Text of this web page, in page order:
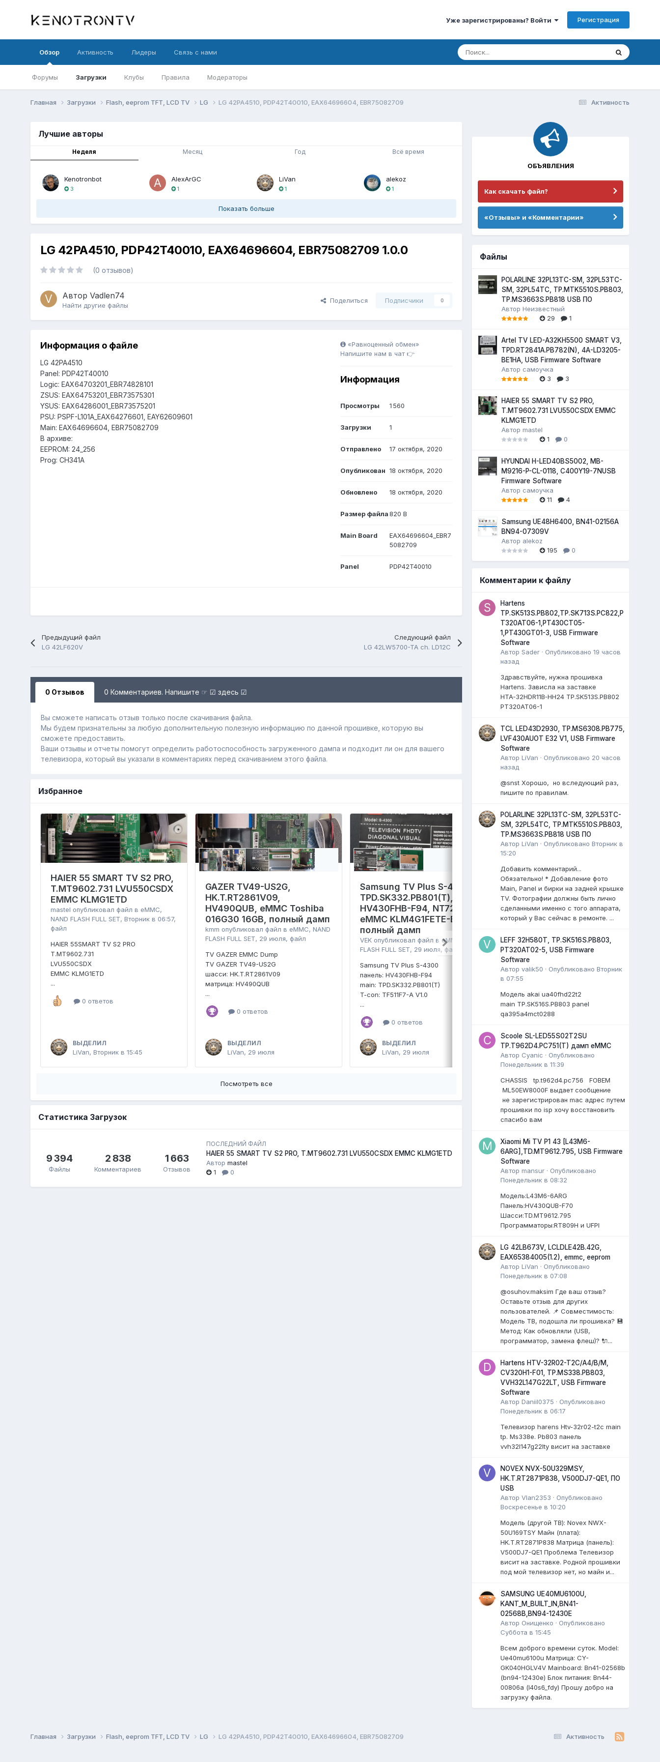
Уже зарегистрированы? Войти Регистрация
Обзор
Форумы Загрузки Клубы Правила Модераторы
Активность Лидеры Связь с нами
Активность
Главная Загрузки Flash, eeprom TFT, LCD TV LG LG 42PA4510, PDP42T40010, EAX64696604, EBR75082709
Лучшие авторы
Неделя Месяц Год Всё время
Kenotronbot
3
AlexArGC
1
LiVan
1
alekoz
1
Показать больше
LG 42PA4510, PDP42T40010, EAX64696604, EBR75082709 1.0.0
(0 отзывов)
АвторVadlen74
Найти другие файлы
Поделиться Подписчики 0
Информация о файле
LG 42PA4510
Panel: PDP42T40010
Logic: EAX64703201_EBR74828101
ZSUS: EAX64753201_EBR73575301
YSUS: EAX64286001_EBR73575201
PSU: PSPF-L101A_EAX64276601, EAY62609601
Main: EAX64696604, EBR75082709
В архиве:
EEPROM: 24_256
Prog: CH341A
«Равноценный обмен»
Напишите нам в чат 👉
Информация
Просмотры 1 560
Загрузки 1
Отправлено 17 октября, 2020
Опубликован 18 октября, 2020
Обновлено 18 октября, 2020
Размер файла820 B
Main Board
EAX64696604_EBR7
5082709
Panel PDP42T40010
Предыдущий файл
LG 42LF620V
Следующий файл
LG 42LW5700-TA ch. LD12C
0 Отзывов 0 Комментариев. Напишите ☞ ☑ здесь ☑
Вы сможете написать отзыв только после скачивания файла.
Мы будем признательны за любую дополнительную полезную информацию по данной прошивке, которую вы
сможете предоставить.
Ваши отзывы и отчеты помогут определить работоспособность загруженного дампa и подходит ли он для вашего
телевизора, который вы указали в комментариях перед скачиванием этого файла.
Избранное
HAIER 55 SMART TV S2 PRO,
T.MT9602.731 LVU550CSDX
EMMC KLMG1ETD
mastel опубликовал файл в eMMC,
NAND FLASH FULL SET,Вторник в 06:57,
файл
HAIER 55SMART TV S2 PRO
T.MT9602.731
LVU550CSDX
EMMC KLMG1ETD
...
0 ответов
ВЫДЕЛИЛ
LiVan,Вторник в 15:45
GAZER TV49-US2G,
HK.T.RT2861V09,
HV490QUB, eMMC Toshiba
016G30 16GB, полный дамп
kmm опубликовал файл в eMMC, NAND
FLASH FULL SET, 29 июля, файл
TV GAZER EMMC Dump
TV GAZER TV49-US2G
шасси: HK.T.RT2861V09
матрица: HV490QUB
...
0 ответов
ВЫДЕЛИЛ
LiVan, 29 июля
Samsung TV Plus S-4300,
TPD.SK332.PB801(T),
HV430FHB-F94, NT72690,
eMMC KLM4G1FETE-B041,
полный дамп
VEK опубликовал файл в eMMC, NAND
FLASH FULL SET, 29 июля, файл
Samsung TV Plus S-4300
панель: HV430FHB-F94
main: TPD.SK332.PB801(T)
T-con: TF511F7-A V1.0
...
0 ответов
ВЫДЕЛИЛ
LiVan, 29 июля
LEFF 50U540S,
TP.SK706S.PC822. Damp
eMMC.
avdalevопубликовал файл в eMMC,
LEFF 50U540S Яндекс ТВ.
Main: TP.SK706S.PC822
Cpu: MT9632EAATDB
Panel: CC500PV5D
...
0 ответов
ВЫДЕЛИЛ
LiVan,17 июля
Посмотреть все
Статистика Загрузок
9 394
Файлы
2 838
Комментариев
1 663
Отзывов
ПОСЛЕДНИЙ ФАЙЛ
HAIER 55 SMART TV S2 PRO, T.MT9602.731 LVU550CSDX EMMC KLMG1ETD
Авторmastel
1
0
ОБЪЯВЛЕНИЯ
Как скачать файл?
«Отзывы» и «Комментарии»
Файлы
POLARLINE 32PL13TC-SM, 32PL53TC-
SM, 32PL54TC, TP.MTK5510S.PB803,
TP.MS3663S.PB818 USB ПО
АвторНеизвестный
29
1
Artel TV LED-A32KH5500 SMART V3,
TPD.RT2841A.PB782(N), 4A-LD3205-
BE1HA, USB Firmware Software
Автор самоучка
3
3
HAIER 55 SMART TV S2 PRO,
T.MT9602.731 LVU550CSDX EMMC
KLMG1ETD
Авторmastel
1
0
HYUNDAI H-LED40BS5002, MB-
M9216-P-CL-0118, C400Y19-7NUSB
Firmware Software
Автор самоучка
11
4
Samsung UE48H6400, BN41-02156A
BN94-07309V
Автор alekoz
195
0
Комментарии к файлу
Hartens
TP.SK513S.PB802,TP.SK713S.PC822,P
T320AT06-1,PT430CT05-
1,PT430GT01-3, USB Firmware
Software
АвторSader · Опубликовано19 часов
назад
Здравствуйте, нужна прошивка
Hartens. Зависла на заставке
HTA‑32HDR11B‑HH24 TP.SK513S.PB802
PT320AT06-1
TCL LED43D2930, TP.MS6308.PB775,
LVF430AUOT E32 V1, USB Firmware
Software
АвторLiVan · Опубликовано 20 часов
назад
@snst Хорошо, но вследующий раз,
пишите по правилам.
POLARLINE 32PL13TC-SM, 32PL53TC-
SM, 32PL54TC, TP.MTK5510S.PB803,
TP.MS3663S.PB818 USB ПО
АвторLiVan · ОпубликованоВторник в
15:20
Добавить комментарий...
Обязательно! * Добавление фото
Main, Panel и бирки на задней крышке
TV. Фотографии должны быть лично
сделанными именно с того аппарата,
который у Вас сейчас в ремонте. ...
LEFF 32H580T, TP.SK516S.PB803,
PT320AT02-5, USB Firmware
Software
Авторvalik50 · ОпубликованоВторник
в 07:55
Модель akai ua40fhd22t2
main TP.SK516S.PB803 panel
qa395a4mct0288
Scoole SL-LED55S02T2SU
TP.T962D4.PC751(T) дамп eMMC
Автор Cyanic · Опубликовано
Понедельник в 11:39
CHASSIS tp.t962d4.pc756 FOBEM
ML50EW8000F выдает сообщение
не зарегистрирован mac адрес путем
прошивки по isp хочу восстановить
спасибо вам
Xiaomi Mi TV P1 43 [L43M6-
6ARG],TD.MT9612.795, USB Firmware
Software
Авторmansur · Опубликовано
Понедельник в 08:32
Модель:L43M6-6ARG
Панель:HV430QUB-F70
Шасси:TD.MT9612.795
Программаторы:RT809H и UFPI
LG 42LB673V, LCLDLE42B.42G,
EAX65384005(1.2), emmc, eeprom
АвторLiVan · Опубликовано
Понедельник в 07:08
@osuhov.maksim Где ваш отзыв?
Оставьте отзыв для других
пользователей. 📌 Совместимость:
Модель ТВ, подошла ли прошивка? 💾
Метод: Как обновляли (USB,
программатор, замена флеш)? 🔌...
Hartens HTV-32R02-T2C/A4/B/M,
CV320H1-F01, TP.MS338.PB803,
VVH32L147G22LT, USB Firmware
Software
АвторDaniil0375 · Опубликовано
Понедельник в 06:17
Телевизор harens Htv-32r02-t2c main
tp. Ms338e. Pb803 панель
vvh32l147g22lty висит на заставке
NOVEX NVX-50U329MSY,
HK.T.RT2871P838, V500DJ7-QE1, ПО
USB
АвторVlan2353 · Опубликовано
Воскресенье в 10:20
Модель (другой ТВ): Novex NWX-
50U169TSY Майн (плата):
HK.T.RT2871P838 Матрица (панель):
V500DJ7-QE1 Проблема Телевизор
висит на заставке. Родной прошивки
под мой телевизор нет, но майн и...
SAMSUNG UE40MU6100U,
KANT_M_BUILT_IN,BN41-
02568B,BN94-12430E
Автор Онищенко · Опубликовано
Суббота в 15:45
Всем доброго времени суток. Model:
Ue40mu6100u Матрица: CY-
GK040HGLV4V Mainboard: Bn41-02568b
(bn94-12430e) Блок питания: Bn44-
00806a (l40s6_fdy) Прошу добро на
загрузку файла.
Активность
Главная Загрузки Flash, eeprom TFT, LCD TV LG LG 42PA4510, PDP42T40010, EAX64696604, EBR75082709